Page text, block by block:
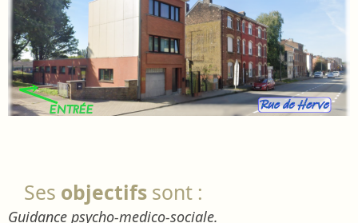
Ses objectifs sont :
Guidance psycho-medico-sociale.